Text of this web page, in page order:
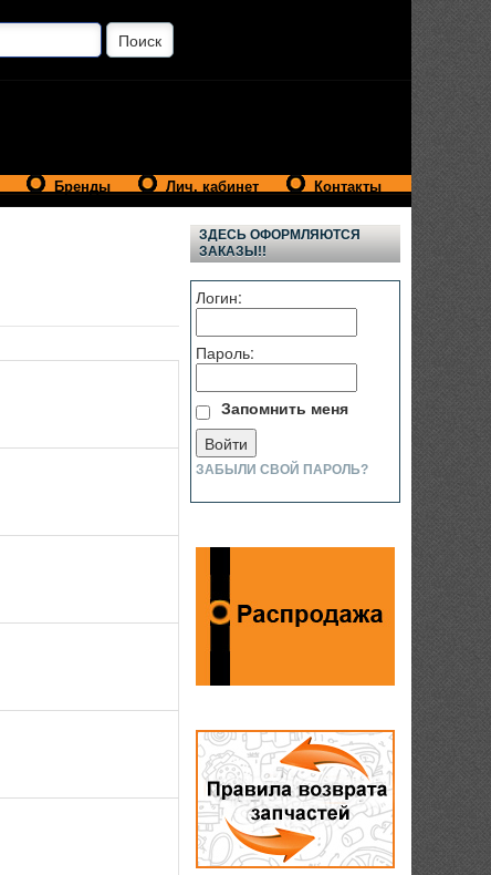
Бренды Лич. кабинет Контакты
ЗДЕСЬ ОФОРМЛЯЮТСЯ
ЗАКАЗЫ!!
Логин:
Пароль:
Запомнить меня
ЗАБЫЛИ СВОЙ ПАРОЛЬ?